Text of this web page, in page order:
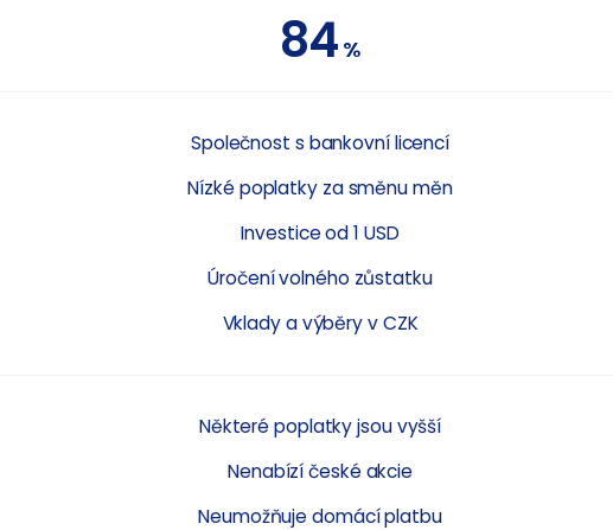
84 %
Společnost s bankovní licencí
Nízké poplatky za směnu měn
Investice od 1 USD
Úročení volného zůstatku
Vklady a výběry v CZK
Některé poplatky jsou vyšší
Nenabízí české akcie
Neumožňuje domácí platbu